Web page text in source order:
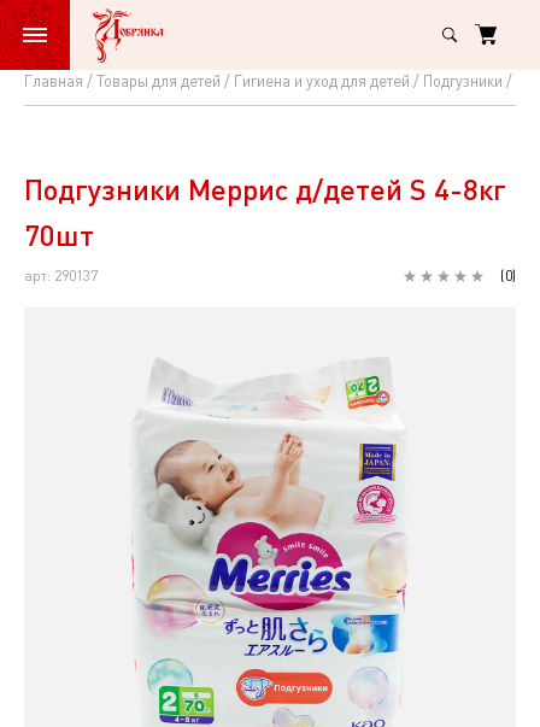
Главная Товары для детей Гигиена и уход для детей Подгузники
Подгузники
д/
детей
Подгузники Меррис д/детей S 4-8кг
70шт
арт: 290137 (0)